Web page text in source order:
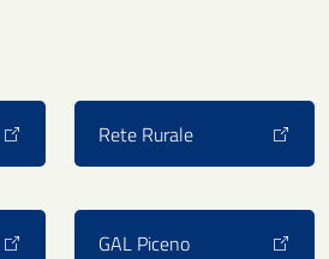
Rete Rurale
GAL Piceno